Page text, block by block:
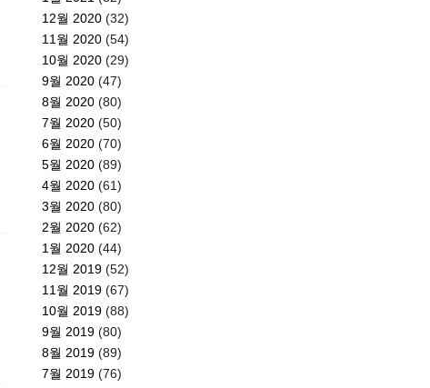
12월 2020 (32)
11월 2020 (54)
10월 2020 (29)
9월 2020 (47)
8월 2020 (80)
7월 2020 (50)
6월 2020 (70)
5월 2020 (89)
4월 2020 (61)
3월 2020 (80)
2월 2020 (62)
1월 2020 (44)
12월 2019 (52)
11월 2019 (67)
10월 2019 (88)
9월 2019 (80)
8월 2019 (89)
7월 2019 (76)